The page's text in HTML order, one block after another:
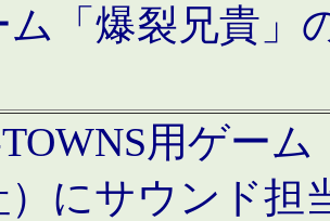
ム「爆裂兄貴」
用ゲー
）にサウンド担